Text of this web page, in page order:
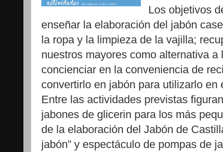
Los objetivos
enseñar la elaboración del jabón
la ropa y la limpieza de la vajilla;
nuestros mayores como alternativa
concienciar en la conveniencia de
convertirlo en jabón para utilizarlo en
Entre las actividades previstas
jabones de glicerin para los más
de la elaboración del Jabón de
jabón” y espectáculo de pompas de